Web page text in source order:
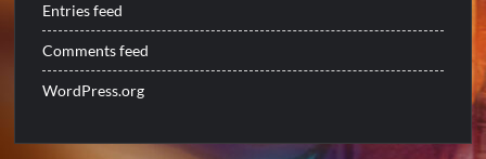
Entries feed
Comments feed
WordPress.org